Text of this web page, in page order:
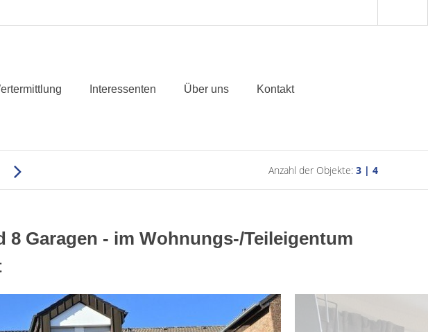
Interessenten Über uns Kontakt
Anzahl der Objekte: 3 | 4
8 Garagen - im Wohnungs-/Teileigentum